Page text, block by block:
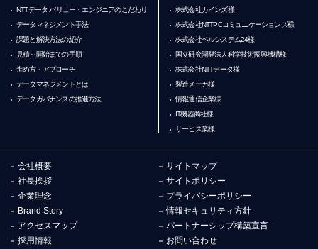
NTTデータ バリュー・エンジニアのこだわり
データマネジメント手法
課題と解決方法の紹介
見積～開始までの手順
進め方・アプローチ
データマネジメントとは
データガバナンスの推進方法
株式会社カインズ様
株式会社NTTPCコミュニケーションズ様
株式会社ベルシステム24様
国立研究開発法人科学技術振興機構様
株式会社NTTデータ様
製造メーカ様
情報通信企業様
IT機器商社様
サービス業様
会社概要
社長挨拶
企業理念
Brand Story
アクセスマップ
採用情報
サイトマップ
サイトポリシー
プライバシーポリシー
情報セキュリティ方針
パートナーシップ構築宣言
お問い合わせ